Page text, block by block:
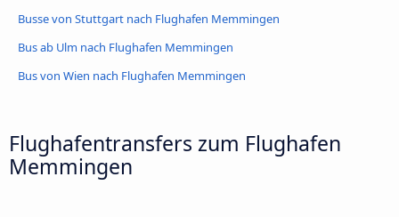
Busse von Stuttgart nach Flughafen Memmingen
Bus ab Ulm nach Flughafen Memmingen
Bus von Wien nach Flughafen Memmingen
Flughafentransfers zum Flughafen
Memmingen